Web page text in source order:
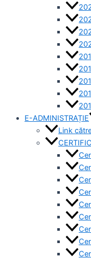
E-ADMINISTRAȚIE
Link